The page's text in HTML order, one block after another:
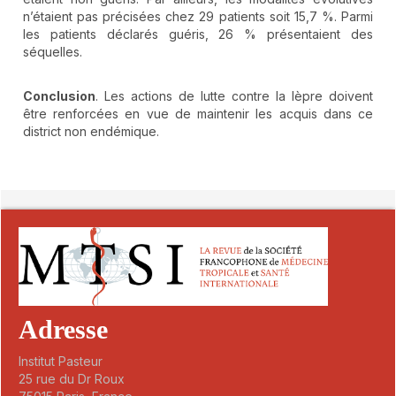
n’étaient pas précisées chez 29 patients soit 15,7 %. Parmi
les patients déclarés guéris, 26 % présentaient des
séquelles.
Conclusion. Les actions de lutte contre la lèpre doivent
être renforcées en vue de maintenir les acquis dans ce
district non endémique.
Adresse
Institut Pasteur
25 rue du Dr Roux